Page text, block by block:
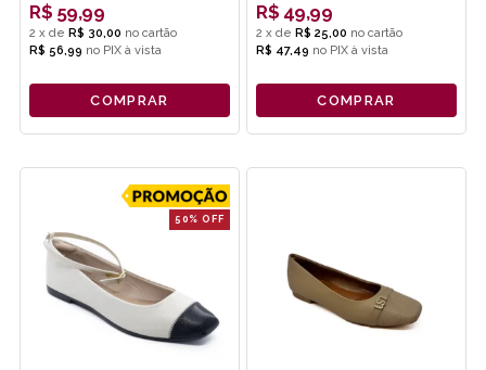
R$ 59,99
2 x de R$ 30,00
R$ 56,99 no PIX
COMPRAR
R$ 49,99
2 x de R$ 25,00
R$ 47,49 no PIX
COMPRAR
50% OFF